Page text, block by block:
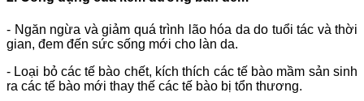
- Ngăn ngừa và giảm quá trình lão hóa da do tuổi tác và thời
gian, đem đến sức sống mới cho làn da.
- Loại bỏ các tế bào chết, kích thích các tế bào mầm sản sinh
ra các tế bào mới thay thế các tế bào bị tổn thương.